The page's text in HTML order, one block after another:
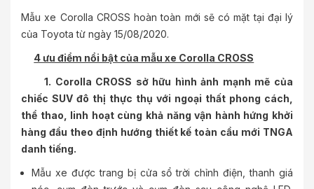
Mẫu xe Corolla CROSS hoàn toàn mới sẽ có mặt tại đại lý
của Toyota từ ngày 15/08/2020.
4 ưu điểm nổi bật của mẫu xe Corolla CROSS
1. Corolla CROSS sở hữu hình ảnh mạnh mẽ của
chiếc SUV đô thị thực thụ với ngoại thất phong cách,
thể thao, linh hoạt cùng khả năng vận hành hứng khởi
hàng đầu theo định hướng thiết kế toàn cầu mới TNGA
danh tiếng.
Mẫu xe được trang bị cửa sổ trời chỉnh điện, thanh giá